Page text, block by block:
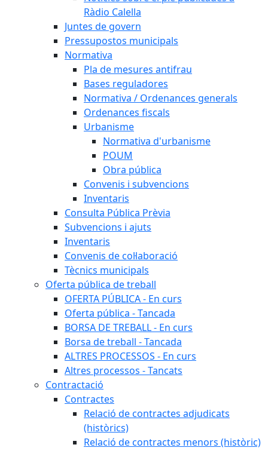
Ràdio Calella
Juntes de govern
Pressupostos municipals
Normativa
Pla de mesures antifrau
Bases reguladores
Normativa / Ordenances generals
Ordenances fiscals
Urbanisme
Normativa d'urbanisme
POUM
Obra pública
Convenis i subvencions
Inventaris
Consulta Pública Prèvia
Subvencions i ajuts
Inventaris
Convenis de col·laboració
Tècnics municipals
Oferta pública de treball
OFERTA PÚBLICA - En curs
Oferta pública - Tancada
BORSA DE TREBALL - En curs
Borsa de treball - Tancada
ALTRES PROCESSOS - En curs
Altres processos - Tancats
Contractació
Contractes
Relació de contractes adjudicats
(històrics)
Relació de contractes menors (històric)